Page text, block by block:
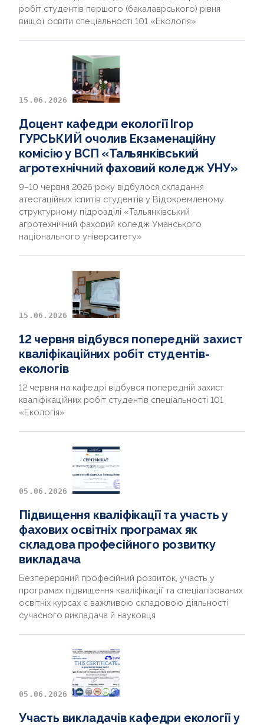
робіт студентів першого (бакалаврського) рівня
вищої освіти спеціальності 101 «Екологія»
15.06.2026
Доцент кафедри екології Ігор
ГУРСЬКИЙ очолив Екзаменаційну
комісію у ВСП «Тальянківський
агротехнічний фаховий коледж УНУ»
9–10 червня 2026 року відбулося складання
атестаційних іспитів студентів у Відокремленому
структурному підрозділі «Тальянківський
агротехнічний фаховий коледж Уманського
національного університету»
15.06.2026
12 червня відбувся попередній захист
кваліфікаційних робіт студентів-
екологів
12 червня на кафедрі відбувся попередній захист
кваліфікаційних робіт студентів спеціальності 101
«Екологія»
05.06.2026
Підвищення кваліфікації та участь у
фахових освітніх програмах як
складова професійного розвитку
викладача
Безперервний професійний розвиток, участь у
програмах підвищення кваліфікації та спеціалізованих
освітніх курсах є важливою складовою діяльності
сучасного викладача й науковця
05.06.2026
Участь викладачів кафедри екології у